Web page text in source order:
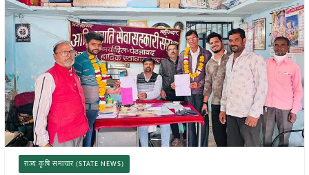
राज्य कृषि समाचार (STATE NEWS)